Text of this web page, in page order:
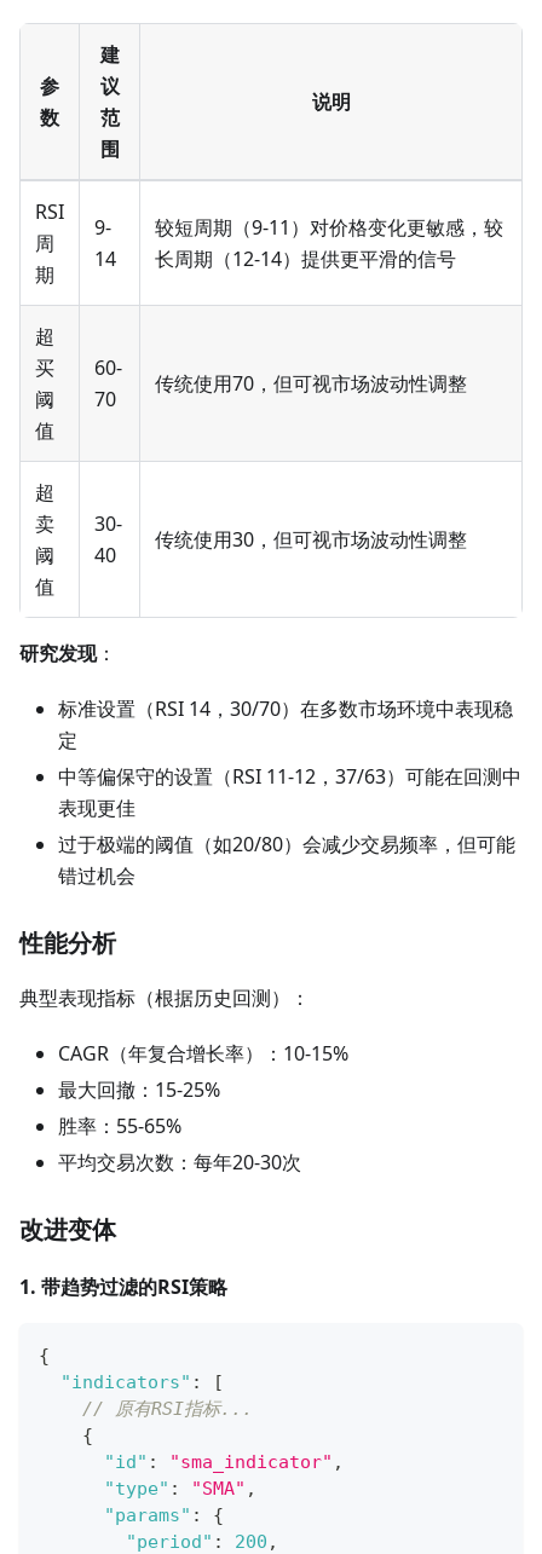
参
数
建
议
范
围
说明
RSI
周
期
9-
14
较短周期（9-11）对价格变化更敏感，较
长周期（12-14）提供更平滑的信号
超
买
阈
值
60-
70
传统使用70，但可视市场波动性调整
超
卖
阈
值
30-
40
传统使用30，但可视市场波动性调整
研究发现：
标准设置（RSI 14，30/70）在多数市场环境中表现稳
定
中等偏保守的设置（RSI 11-12，37/63）可能在回测中
表现更佳
过于极端的阈值（如20/80）会减少交易频率，但可能
错过机会
性能分析
典型表现指标（根据历史回测）：
CAGR（年复合增长率）：10-15%
最大回撤：15-25%
胜率：55-65%
平均交易次数：每年20-30次
改进变体
1. 带趋势过滤的RSI策略
{
"indicators" :
[
// 原有RSI指标...
{
"id" : "sma_indicator" ,
"type" : "SMA" ,
"params" :
{
"period" : 200 ,